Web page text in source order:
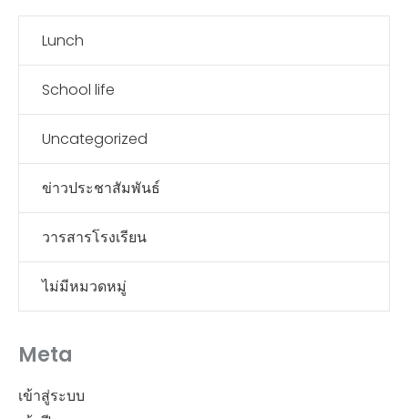
Lunch
School life
Uncategorized
ข่าวประชาสัมพันธ์
วารสารโรงเรียน
ไม่มีหมวดหมู่
Meta
เข้าสู่ระบบ